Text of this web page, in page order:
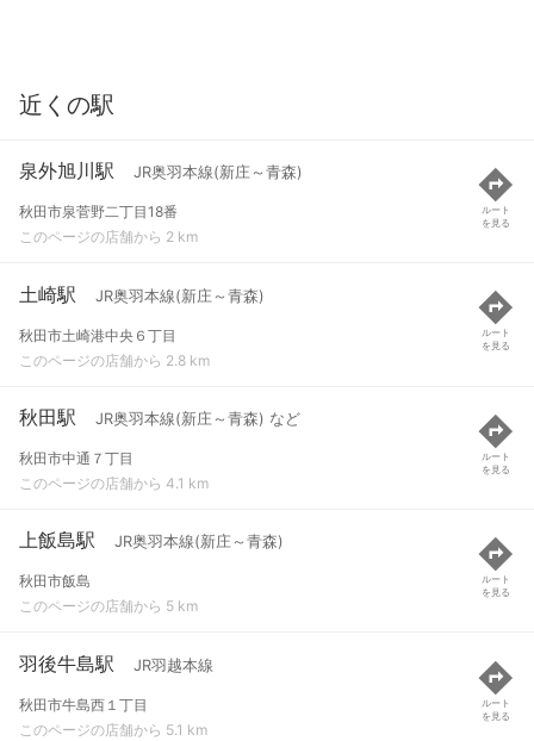
近くの駅
泉外旭川駅 JR奥羽本線(新庄～青森)
秋田市泉菅野二丁目18番
このページの店舗から 2 km
ルート
を見る
土崎駅 JR奥羽本線(新庄～青森)
秋田市土崎港中央６丁目
このページの店舗から 2.8 km
ルート
を見る
秋田駅 JR奥羽本線(新庄～青森) など
秋田市中通７丁目
このページの店舗から 4.1 km
ルート
を見る
上飯島駅 JR奥羽本線(新庄～青森)
秋田市飯島
このページの店舗から 5 km
ルート
を見る
羽後牛島駅 JR羽越本線
秋田市牛島西１丁目
このページの店舗から 5.1 km
ルート
を見る